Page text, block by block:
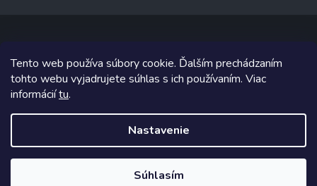
Tento web používa súbory cookie. Ďalším prechádzaním
tohto webu vyjadrujete súhlas s ich používaním. Viac
informáciítu.
Nastavenie
Súhlasím
Copyright 2026Anjelské Stuhy. Všetky práva vyhradené.
Grafický návrh vytvoril a na Shoptet implementoval
Shoptetak.cz.
Vytvoril Shoptet